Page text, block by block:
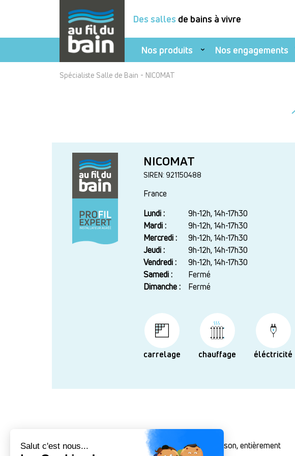
Des salles de bains à vivre
Nos produits Nos engagements
Spécialiste Salle de Bain - NICOMAT
NICOMAT
SIREN: 921150488
France
Jour
Plage
horaire
Lundi :
9h-12h, 14h-17h30
Mardi :
9h-12h, 14h-17h30
Mercredi :
9h-12h, 14h-17h30
Jeudi :
9h-12h, 14h-17h30
Vendredi :
9h-12h, 14h-17h30
Samedi :
Fermé
Dimanche :
Fermé
carrelage chauffage éléctricité
Rénovation complète salle de bains, cuisine, maison, entièrement